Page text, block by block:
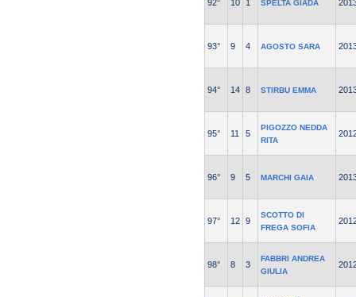
92° 10 1 SPELTA GIADA
93° 9 4 AGOSTO SARA
94° 14 8 STIRBU EMMA
95° 11 5
PIGOZZO NEDDA
RITA
96° 9 5 MARCHI GAIA
97° 12 9
SCOTTO DI
FREGA SOFIA
98° 8 3
FABBRI ANDREA
GIULIA